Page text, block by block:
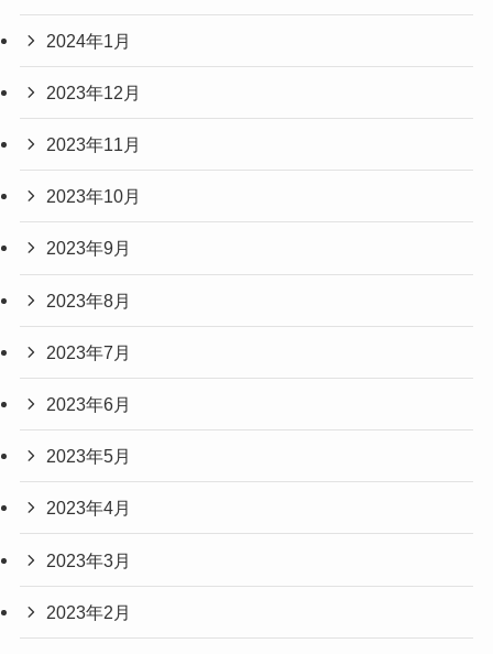
2024年1月
2023年12月
2023年11月
2023年10月
2023年9月
2023年8月
2023年7月
2023年6月
2023年5月
2023年4月
2023年3月
2023年2月